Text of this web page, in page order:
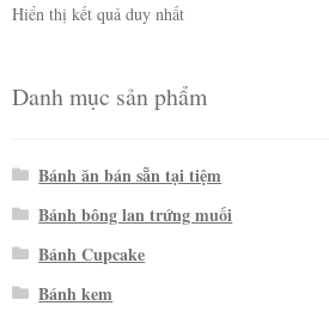
Hiển thị kết quả duy nhất
Danh mục sản phẩm
Bánh ăn bán sẵn tại tiệm
Bánh bông lan trứng muối
Bánh Cupcake
Bánh kem